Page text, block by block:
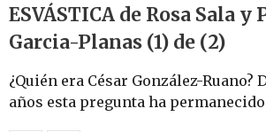
ESVÁSTICA de Rosa Sala y
Garcia-Planas (1) de (2)
¿Quién era César González-Ruano?
años esta pregunta ha